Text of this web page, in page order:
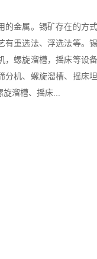
的金属。锡矿存在的方
有重选法、浮选法等。
，螺旋溜槽，摇床等设
分机、螺旋溜槽、摇床
溜槽、摇床...